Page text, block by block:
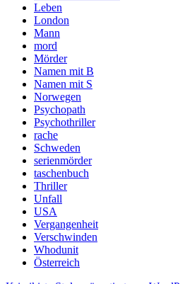
Leben
London
Mann
mord
Mörder
Namen mit B
Namen mit S
Norwegen
Psychopath
Psychothriller
rache
Schweden
serienmörder
taschenbuch
Thriller
Unfall
USA
Vergangenheit
Verschwinden
Whodunit
Österreich